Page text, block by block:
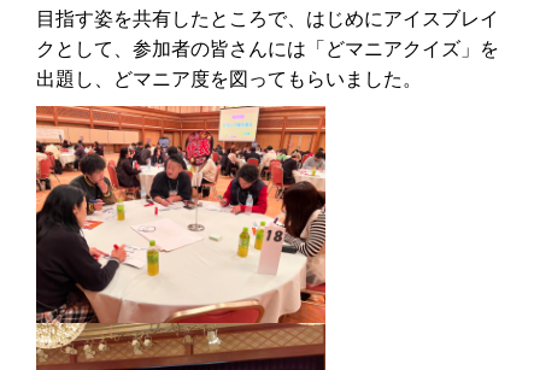
目指す姿を共有したところで、はじめにアイスブレイ
クとして、参加者の皆さんには「どマニアクイズ」を
出題し、どマニア度を図ってもらいました。